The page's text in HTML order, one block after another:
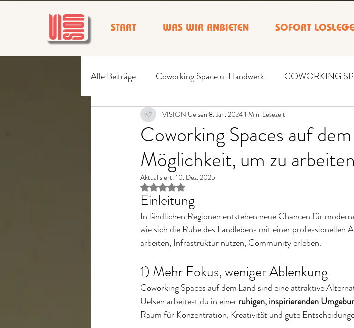
START WAS WIR ANBIETEN SOFORT
Alle Beiträge Coworking Space u. Handwerk COWORKING
Wir erschaffen Vision
Coworking Spaces auf
Möglichkeit, um zu arbeiten
VISION Uelsen 8. Jan. 20241 Min. Lesezeit
Aktualisiert: 10. Dez. 2025
Mit NaN von 5 Sternen bewertet.
Einleitung
In ländlichen Regionen entstehen neue Chancen für
wie sich die Ruhe des Landlebens mit einer professionellen
arbeiten, Infrastruktur nutzen, Community erleben.
1) Mehr Fokus, weniger Ablenkung
Coworking Spaces auf dem Land sind eine attraktive
Uelsen arbeitest du in einer ruhigen, inspirierenden
Raum für Konzentration, Kreativität und gute